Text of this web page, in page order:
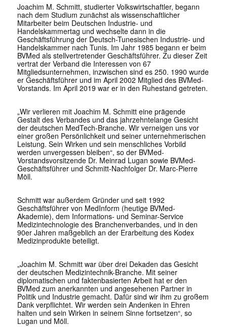
Joachim M. Schmitt, studierter Volkswirtschaftler, begann
nach dem Studium zunächst als wissenschaftlicher
Mitarbeiter beim Deutschen Industrie- und
Handelskammertag und wechselte dann in die
Geschäftsführung der Deutsch-Tunesischen Industrie- und
Handelskammer nach Tunis. Im Jahr 1985 begann er beim
BVMed als stellvertretender Geschäftsführer. Zu dieser Zeit
vertrat der Verband die Interessen von 67
Mitgliedsunternehmen, inzwischen sind es 250. 1990 wurde
er Geschäftsführer und im April 2002 Mitglied des BVMed-
Vorstands. Im April 2019 war er in den Ruhestand getreten.
„Wir verlieren mit Joachim M. Schmitt eine prägende
Gestalt des Verbandes und das jahrzehntelange Gesicht
der deutschen MedTech-Branche. Wir verneigen uns vor
einer großen Persönlichkeit und seiner unternehmerischen
Leistung. Sein Wirken und sein menschliches Vorbild
werden unvergessen bleiben“, so der BVMed-
Vorstandsvorsitzende Dr. Meinrad Lugan sowie BVMed-
Geschäftsführer und Schmitt-Nachfolger Dr. Marc-Pierre
Möll.
Schmitt war außerdem Gründer und seit 1992
Geschäftsführer von MedInform (heutige BVMed-
Akademie), dem Informations- und Seminar-Service
Medizintechnologie des Branchenverbandes, und in den
90er Jahren maßgeblich an der Erarbeitung des Kodex
Medizinprodukte beteiligt.
„Joachim M. Schmitt war über drei Dekaden das Gesicht
der deutschen Medizintechnik-Branche. Mit seiner
diplomatischen und faktenbasierten Arbeit hat er den
BVMed zum anerkannten und angesehenen Partner in
Politik und Industrie gemacht. Dafür sind wir ihm zu großem
Dank verpflichtet. Wir werden sein Andenken in Ehren
halten und sein Wirken in seinem Sinne fortsetzen“, so
Lugan und Möll.